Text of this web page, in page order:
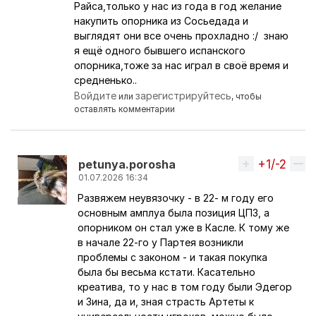
Райса,только у нас из года в год желание
накупить опорника из Сосьедада и
выглядят они все очень прохладно :/ знаю
я ещё одного бывшего испанского
опорника,тоже за нас играл в своё время и
средненько..
Войдите илизарегистрируйтесь, чтобы
оставлять комментарии
petunya.porosha
01.07.2026 16:34
Ответ на комментарий пользователяVeNsk
Вверх
+1/-2
Развяжем неувязочку - в 22- м году его
основным амплуа была позиция ЦПЗ, а
опорником он стал уже в Касле. К тому же
в начале 22-го у Партея возникли
проблемы с законом - и такая покупка
была бы весьма кстати. Касательно
креатива, то у нас в том году были Эдегор
и Зина, да и, зная страсть Артеты к